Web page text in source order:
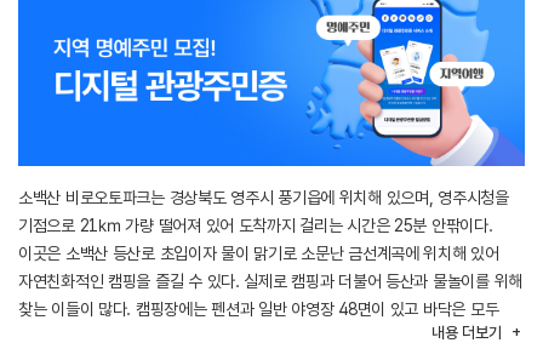
소백산 비로오토파크는 경상북도 영주시 풍기읍에 위치해 있으며, 영주시청을
기점으로 21㎞ 가량 떨어져 있어 도착까지 걸리는 시간은 25분 안팎이다.
이곳은 소백산 등산로 초입이자 물이 맑기로 소문난 금선계곡에 위치해 있어
자연친화적인 캠핑을 즐길 수 있다. 실제로 캠핑과 더불어 등산과 물놀이를 위해
찾는 이들이 많다. 캠핑장에는 펜션과 일반 야영장 48면이 있고 바닥은 모두
파쇄석으로 이루어져 있다. 트레일러와 카라반 동반 입장이 가능하다.
내용 더보기